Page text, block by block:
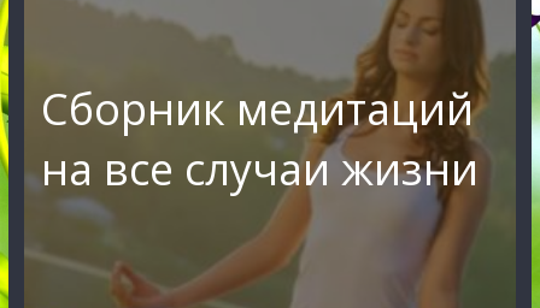
Сборник медитаций
на все случаи жизни